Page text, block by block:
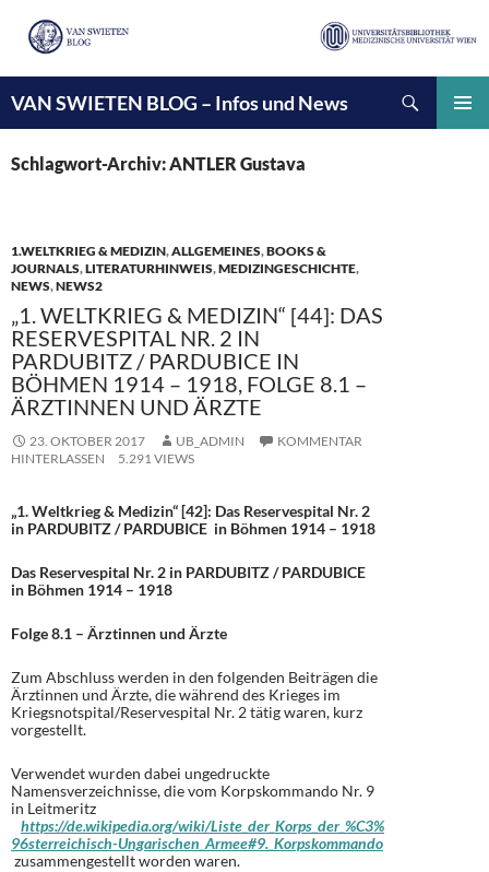
VAN SWIETEN BLOG – Infos und News
INHALT
SPRINGEN
Schlagwort-Archiv: ANTLER Gustava
1.WELTKRIEG & MEDIZIN,ALLGEMEINES,BOOKS &
JOURNALS,LITERATURHINWEIS,MEDIZINGESCHICHTE,
NEWS,NEWS2
„1. WELTKRIEG & MEDIZIN“ [44]: DAS
RESERVESPITAL NR. 2 IN
PARDUBITZ / PARDUBICE IN
BÖHMEN 1914 – 1918, FOLGE 8.1 –
ÄRZTINNEN UND ÄRZTE
23. OKTOBER 2017 UB_ADMIN
KOMMENTAR
HINTERLASSEN
5.291 VIEWS
„1. Weltkrieg & Medizin“ [42]: Das Reservespital Nr. 2
in PARDUBITZ / PARDUBICE in Böhmen 1914 – 1918
Das Reservespital Nr. 2 in PARDUBITZ / PARDUBICE
in Böhmen 1914 – 1918
Folge 8.1 – Ärztinnen und Ärzte
Zum Abschluss werden in den folgenden Beiträgen die
Ärztinnen und Ärzte, die während des Krieges im
Kriegsnotspital/Reservespital Nr. 2 tätig waren, kurz
vorgestellt.
Verwendet wurden dabei ungedruckte
Namensverzeichnisse, die vom Korpskommando Nr. 9
in Leitmeritz
https://de.wikipedia.org/wiki/Liste_der_Korps_der_%C3%
96sterreichisch-Ungarischen_Armee#9._Korpskommando
zusammengestellt worden waren.